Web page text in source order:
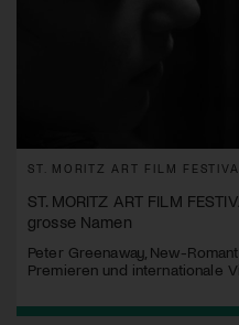
ST. MORITZ ART FILM
ST. MORITZ ART FILM
grosse Namen
Peter Greenaway, New-
Premieren und internationale